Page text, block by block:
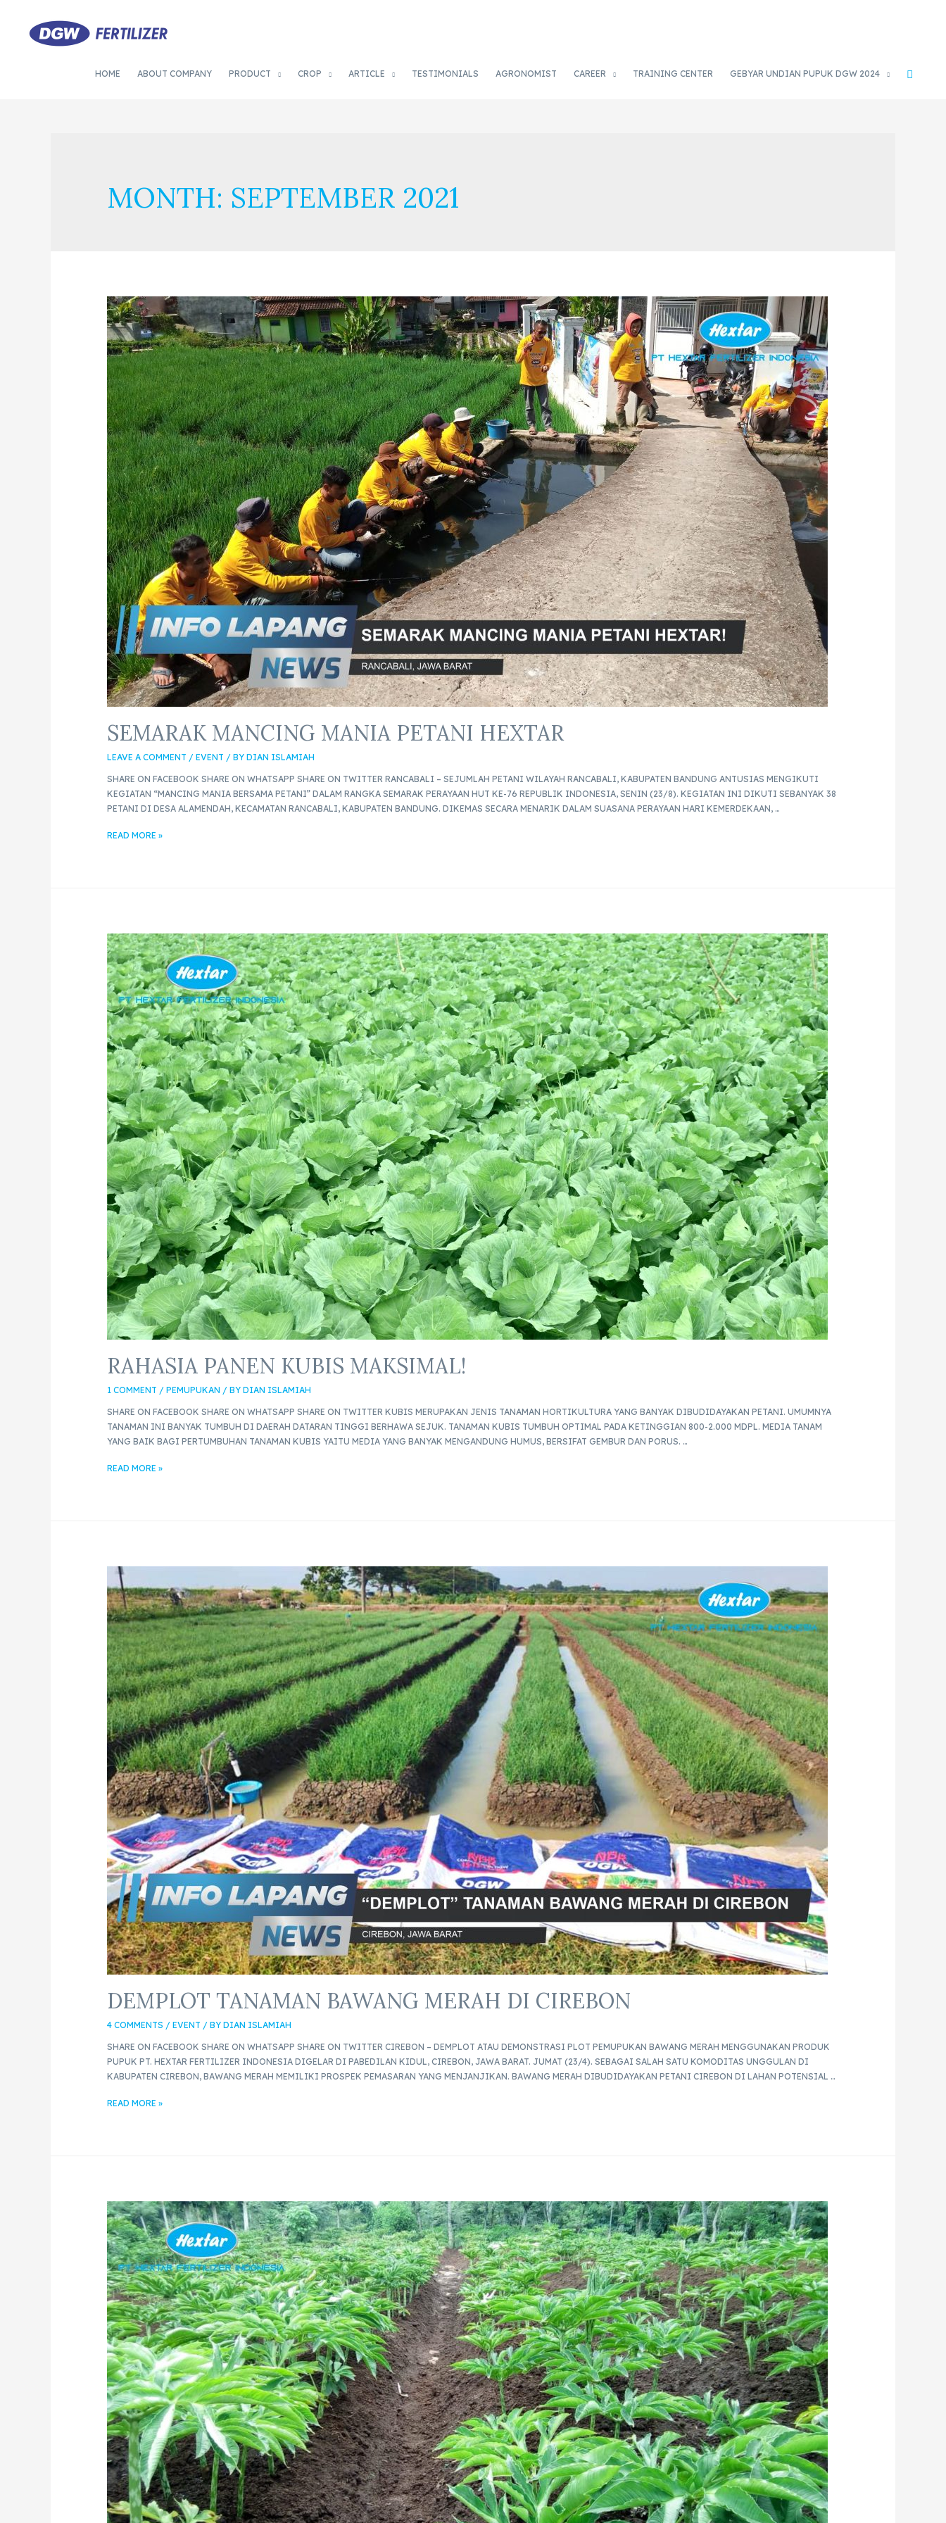
HOME ABOUT COMPANY PRODUCT CROP ARTICLE TESTIMONIALS AGRONOMIST CAREER TRAINING CENTER GEBYAR UNDIAN PUPUK DGW 2024
MONTH: SEPTEMBER 2021
SEMARAK MANCING MANIA PETANI HEXTAR
LEAVE A COMMENT /EVENT / BYDIAN ISLAMIAH
SHARE ON FACEBOOK SHARE ON WHATSAPP SHARE ON TWITTER RANCABALI – SEJUMLAH PETANI WILAYAH RANCABALI, KABUPATEN BANDUNG ANTUSIAS MENGIKUTI
KEGIATAN “MANCING MANIA BERSAMA PETANI” DALAM RANGKA SEMARAK PERAYAAN HUT KE-76 REPUBLIK INDONESIA, SENIN (23/8). KEGIATAN INI DIKUTI SEBANYAK 38
PETANI DI DESA ALAMENDAH, KECAMATAN RANCABALI, KABUPATEN BANDUNG. DIKEMAS SECARA MENARIK DALAM SUASANA PERAYAAN HARI KEMERDEKAAN, …
READ MORE »
RAHASIA PANEN KUBIS MAKSIMAL!
1 COMMENT /PEMUPUKAN / BYDIAN ISLAMIAH
SHARE ON FACEBOOK SHARE ON WHATSAPP SHARE ON TWITTER KUBIS MERUPAKAN JENIS TANAMAN HORTIKULTURA YANG BANYAK DIBUDIDAYAKAN PETANI. UMUMNYA
TANAMAN INI BANYAK TUMBUH DI DAERAH DATARAN TINGGI BERHAWA SEJUK. TANAMAN KUBIS TUMBUH OPTIMAL PADA KETINGGIAN 800-2.000 MDPL. MEDIA TANAM
YANG BAIK BAGI PERTUMBUHAN TANAMAN KUBIS YAITU MEDIA YANG BANYAK MENGANDUNG HUMUS, BERSIFAT GEMBUR DAN PORUS. …
READ MORE »
DEMPLOT TANAMAN BAWANG MERAH DI CIREBON
4 COMMENTS /EVENT / BYDIAN ISLAMIAH
SHARE ON FACEBOOK SHARE ON WHATSAPP SHARE ON TWITTER CIREBON – DEMPLOT ATAU DEMONSTRASI PLOT PEMUPUKAN BAWANG MERAH MENGGUNAKAN PRODUK
PUPUK PT. HEXTAR FERTILIZER INDONESIA DIGELAR DI PABEDILAN KIDUL, CIREBON, JAWA BARAT. JUMAT (23/4). SEBAGAI SALAH SATU KOMODITAS UNGGULAN DI
KABUPATEN CIREBON, BAWANG MERAH MEMILIKI PROSPEK PEMASARAN YANG MENJANJIKAN. BAWANG MERAH DIBUDIDAYAKAN PETANI CIREBON DI LAHAN POTENSIAL …
READ MORE »